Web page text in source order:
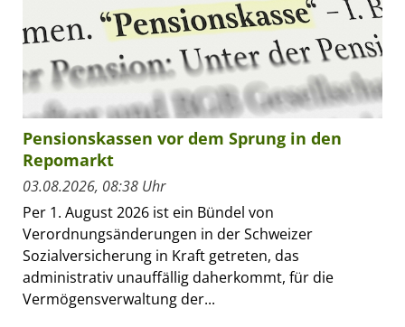
Pensionskassen vor dem Sprung in den
Repomarkt
03.08.2026, 08:38 Uhr
Per 1. August 2026 ist ein Bündel von
Verordnungsänderungen in der Schweizer
Sozialversicherung in Kraft getreten, das
administrativ unauffällig daherkommt, für die
Vermögensverwaltung der...